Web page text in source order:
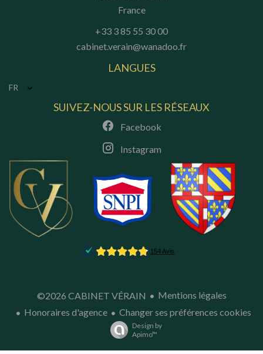
France
+33 3 85 55 30 00
cabinet.verain@wanadoo.fr
LANGUES
FR
SUIVEZ-NOUS SUR LES RÉSEAUX
Facebook
Instagram
©2026 CABINET VÉRAIN
Mentions légales
Honoraires d'agence
Changer ses préférences cookies
Design by
Apimo™